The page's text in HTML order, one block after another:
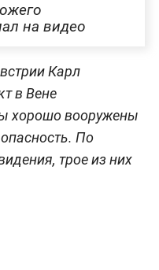
на видео
Карл
в Вене
хорошо вооружены
По
трое из них